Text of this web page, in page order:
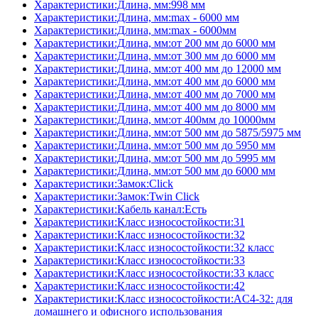
Характеристики:Длина, мм:998 мм
Характеристики:Длина, мм:max - 6000 мм
Характеристики:Длина, мм:max - 6000мм
Характеристики:Длина, мм:от 200 мм до 6000 мм
Характеристики:Длина, мм:от 300 мм до 6000 мм
Характеристики:Длина, мм:от 400 мм до 12000 мм
Характеристики:Длина, мм:от 400 мм до 6000 мм
Характеристики:Длина, мм:от 400 мм до 7000 мм
Характеристики:Длина, мм:от 400 мм до 8000 мм
Характеристики:Длина, мм:от 400мм до 10000мм
Характеристики:Длина, мм:от 500 мм до 5875/5975 мм
Характеристики:Длина, мм:от 500 мм до 5950 мм
Характеристики:Длина, мм:от 500 мм до 5995 мм
Характеристики:Длина, мм:от 500 мм до 6000 мм
Характеристики:Замок:Click
Характеристики:Замок:Twin Click
Характеристики:Кабель канал:Есть
Характеристики:Класс износостойкости:31
Характеристики:Класс износостойкости:32
Характеристики:Класс износостойкости:32 класс
Характеристики:Класс износостойкости:33
Характеристики:Класс износостойкости:33 класс
Характеристики:Класс износостойкости:42
Характеристики:Класс износостойкости:AC4-32: для
домашнего и офисного использования